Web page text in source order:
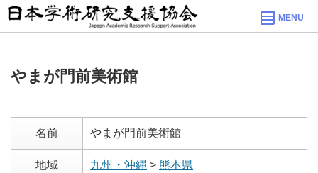
MENU
やまが門前美術館
名前 やまが門前美術館
地域 九州・沖縄 > 熊本県